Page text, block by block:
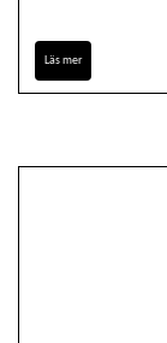
Läs mer